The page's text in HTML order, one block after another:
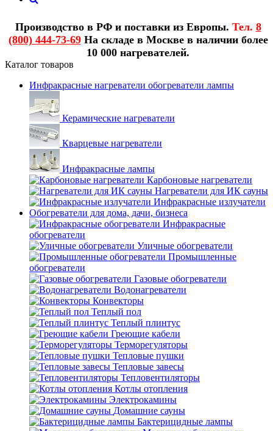
Производство в РФ и поставки из Европы. Тел. 8
(800) 444-73-69На складе в Москве в наличии более
10 000 нагревателей.
Каталог товаров
Инфракрасные нагреватели обогреватели лампы
Керамические нагреватели
Кварцевые нагреватели
Инфракрасные лампы
Карбоновые нагреватели
Нагреватели для ИК сауны
Инфракрасные излучатели
Обогреватели для дома, дачи, бизнеса
Инфракрасные
обогреватели
Уличные обогреватели
Промышленные
обогреватели
Газовые обогреватели
Водонагреватели
Конвекторы
Теплый пол
Теплый плинтус
Греющие кабели
Терморегуляторы
Тепловые пушки
Тепловые завесы
Тепловентиляторы
Котлы отопления
Электрокамины
Домашние сауны
Бактерицидные лампы